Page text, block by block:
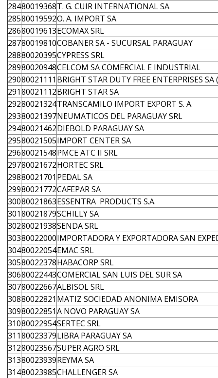
28480019368T. G. CUIR INTERNATIONAL SA
28580019592O. A. IMPORT SA
28680019613ECOMAX SRL
28780019810COBANER SA - SUCURSAL PARAGUAY
28880020395CYPRESS SRL
28980020948CELCOM SA COMERCIAL E INDUSTRIAL
29080021111 BRIGHT STAR DUTY FREE ENTERPRISES SA
29180021112BRIGHT STAR SA
29280021324TRANSCAMILO IMPORT EXPORT S. A.
29380021397NEUMATICOS DEL PARAGUAY SRL
29480021462DIEBOLD PARAGUAY SA
29580021505IMPORT CENTER SA
29680021548PMCE ATC II SRL
29780021672HORTEC SRL
29880021701 PEDAL SA
29980021772CAFEPAR SA
30080021863ESSENTRA PRODUCTS S.A.
30180021879SCHILLY SA
30280021938SENDA SRL
30380022000IMPORTADORA Y EXPORTADORA SAN
30480022054EMAC SRL
30580022378HABACORP SRL
30680022443COMERCIAL SAN LUIS DEL SUR SA
30780022667ALBISOL SRL
30880022821 MATIZ SOCIEDAD ANONIMA EMISORA
30980022851A NOVO PARAGUAY SA
31080022954SERTEC SRL
31180023379LIBRA PARAGUAY SA
31280023567SUPER AGRO SRL
31380023939REYMA SA
31480023985CHALLENGER SA